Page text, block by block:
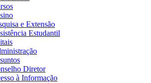
e Extensão
Estudantil
Diretor
à Informação